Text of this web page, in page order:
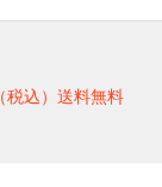
（税込）送料無料